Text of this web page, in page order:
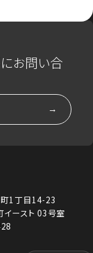
お問い合
1丁目14-23
イースト 03号室